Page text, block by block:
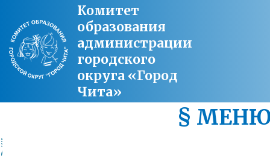
Комитет
образования
администрации
городского
округа «Город
Чита»
§